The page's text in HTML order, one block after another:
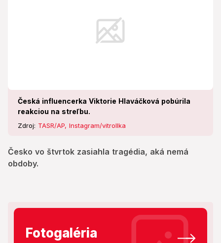
Česká influencerka Viktorie Hlaváčková pobúrila
reakciou na streľbu.
Zdroj: TASR/AP, Instagram/vitrollka
Česko vo štvrtok zasiahla tragédia, aká nemá
obdoby.
Fotogaléria